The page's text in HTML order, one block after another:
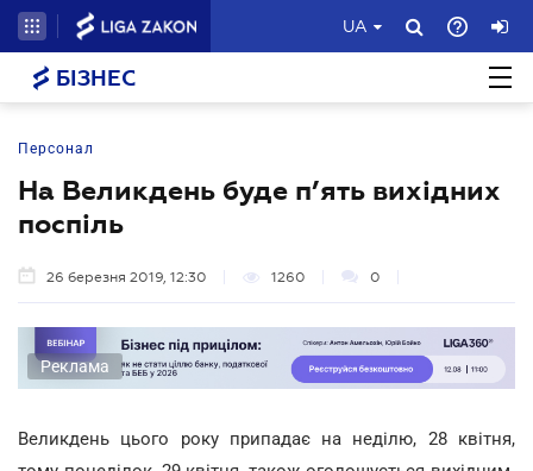
UA
БІЗНЕС
Персонал
На Великдень буде п’ять вихідних
поспіль
26 березня 2019, 12:30 1260 0
Реклама
Великдень цього року припадає на неділю, 28 квітня,